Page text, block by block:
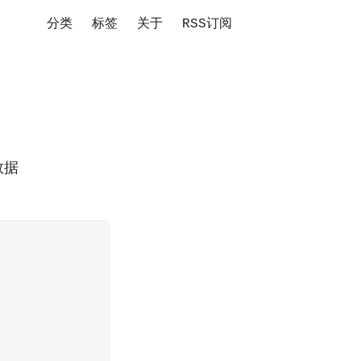
分类 标签 关于 RSS订阅
据